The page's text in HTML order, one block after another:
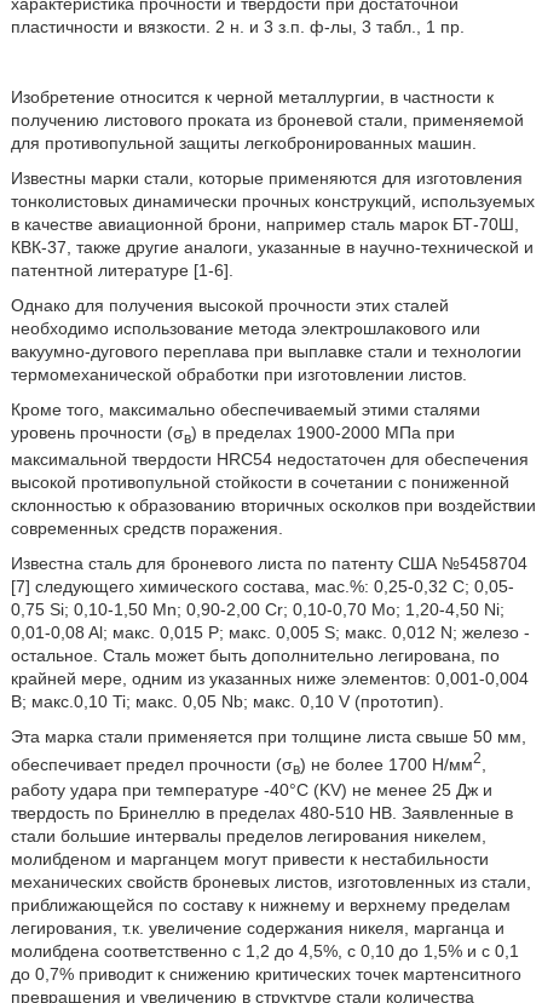
пластичности и вязкости. 2 н. и 3 з.п. ф-лы, 3 табл., 1 пр.
Изобретение относится к черной металлургии, в частности к
получению листового проката из броневой стали, применяемой
для противопульной защиты легкобронированных машин.
Известны марки стали, которые применяются для изготовления
тонколистовых динамически прочных конструкций, используемых
в качестве авиационной брони, например сталь марок БТ-70Ш,
КВК-37, также другие аналоги, указанные в научно-технической и
патентной литературе [1-6].
Однако для получения высокой прочности этих сталей
необходимо использование метода электрошлакового или
вакуумно-дугового переплава при выплавке стали и технологии
термомеханической обработки при изготовлении листов.
Кроме того, максимально обеспечиваемый этими сталями
уровень прочности (σв) в пределах 1900-2000 МПа при
максимальной твердости HRC54 недостаточен для обеспечения
высокой противопульной стойкости в сочетании с пониженной
склонностью к образованию вторичных осколков при воздействии
современных средств поражения.
Известна сталь для броневого листа по патенту США №5458704
[7] следующего химического состава, мас.%: 0,25-0,32 C; 0,05-
0,75 Si; 0,10-1,50 Mn; 0,90-2,00 Cr; 0,10-0,70 Мо; 1,20-4,50 Ni;
0,01-0,08 Al; макс. 0,015 Р; макс. 0,005 S; макс. 0,012 N; железо -
остальное. Сталь может быть дополнительно легирована, по
крайней мере, одним из указанных ниже элементов: 0,001-0,004
В; макс.0,10 Ti; макс. 0,05 Nb; макс. 0,10 V (прототип).
Эта марка стали применяется при толщине листа свыше 50 мм,
обеспечивает предел прочности (σв) не более 1700 Н/мм2
работу удара при температуре -40°С (KV) не менее 25 Дж и
твердость по Бринеллю в пределах 480-510 НВ. Заявленные в
стали большие интервалы пределов легирования никелем,
молибденом и марганцем могут привести к нестабильности
механических свойств броневых листов, изготовленных из стали,
приближающейся по составу к нижнему и верхнему пределам
легирования, т.к. увеличение содержания никеля, марганца и
молибдена соответственно с 1,2 до 4,5%, с 0,10 до 1,5% и с 0,1
до 0,7% приводит к снижению критических точек мартенситного
превращения и увеличению в структуре стали количества